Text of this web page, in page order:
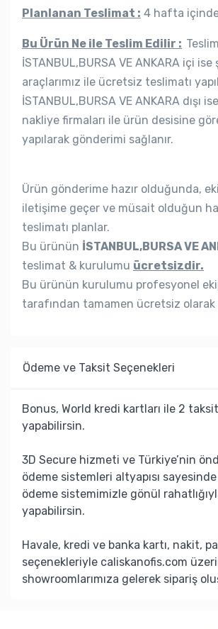
Planlanan Teslimat : 4 hafta
Bu Ürün Ne ile Teslim Edilir :
İSTANBUL,BURSA VE ANKARA içi ise
araçlarımız ile ücretsiz teslimatı
İSTANBUL,BURSA VE ANKARA dışı
nakliye firmaları ile ürün desisine
yapılarak gönderimi sağlanır.
Ürün gönderime hazır olduğunda,
iletişime geçer ve müsait olduğun
teslimatı planlar.
Bu ürünün İSTANBUL,BURSA VE
teslimat & kurulumu ücretsizdir.
Bu ürünün kurulumu profesyonel
tarafından tamamen ücretsiz olarak
Ödeme ve Taksit Seçenekleri
Bonus, World kredi kartları ile 2
yapabilirsin.
3D Secure hizmeti ve Türkiye’nin
ödeme sistemleri altyapısı
ödeme sistemimizle gönül
yapabilirsin.
Havale, kredi ve banka kartı, nakit,
seçenekleriyle caliskanofis.com
showroomlarımıza gelerek sipariş